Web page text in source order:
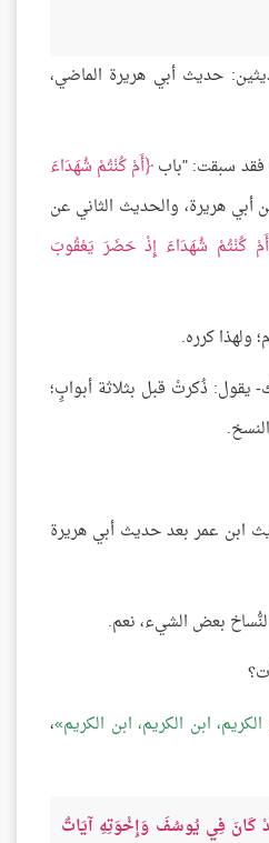
حديث أبي هريرة الماضي،
فقد سبقت: "باب أَمْ كُنْتُمْ شُهَدَاءَ
هريرة، والحديث الثاني عن
أَمْ كُنْتُمْ شُهَدَاءَ إِذْ حَضَرَ يَعْقُوبَ
ولهذا كرره.
يقول: ذُكرتْ قبل بثلاثة أبوابٍ؛
ابن عمر بعد حديث أبي هريرة
بعض الشيء، نعم.
ابن الكريم، ابن الكريم ،
كَانَ فِي يُوسُفَ وَإِخْوَتِهِ آيَاتٌ